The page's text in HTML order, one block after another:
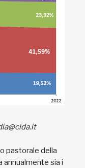
pastorale della
annualmente sia i